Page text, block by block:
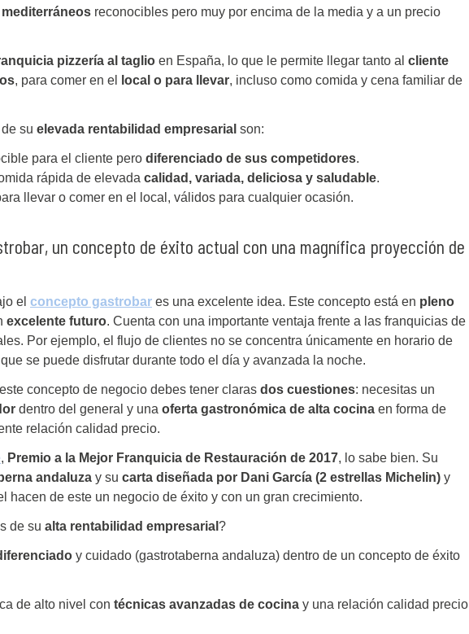
reconocibles pero muy por encima de la media y a un precio
pizzería al taglio en España, lo que le permite llegar tanto al cliente
, para comer en el local o para llevar, incluso como comida y cena familiar de
su elevada rentabilidad empresarial son:
para el cliente pero diferenciado de sus competidores.
rápida de elevada calidad, variada, deliciosa y saludable.
llevar o comer en el local, válidos para cualquier ocasión.
un concepto de éxito actual con una magnífica proyección de
el concepto gastrobar es una excelente idea. Este concepto está en pleno
excelente futuro. Cuenta con una importante ventaja frente a las franquicias de
Por ejemplo, el flujo de clientes no se concentra únicamente en horario de
se puede disfrutar durante todo el día y avanzada la noche.
concepto de negocio debes tener claras dos cuestiones: necesitas un
dentro del general y una oferta gastronómica de alta cocina en forma de
relación calidad precio.
, Premio a la Mejor Franquicia de Restauración de 2017, lo sabe bien. Su
andaluza y su carta diseñada por Dani García (2 estrellas Michelin) y
hacen de este un negocio de éxito y con un gran crecimiento.
de su alta rentabilidad empresarial ?
y cuidado (gastrotaberna andaluza) dentro de un concepto de éxito
de alto nivel con técnicas avanzadas de cocina y una relación calidad precio